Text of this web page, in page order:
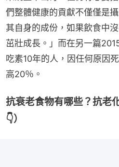
們整體健康的貢獻不僅僅是
其自身的成份，如果飲食中
茁壯成長。」而在另一篇
吃素10年的人，因任何原因
高20％。
抗衰老食物有哪些？抗老
👇）